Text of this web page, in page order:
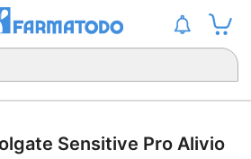
Sensitive Pro Alivio